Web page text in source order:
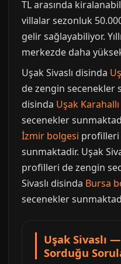
TL arasında
villalar sezonluk
gelir sağlayabiliyor.
merkezde daha
Uşak Sivaslı disinda
de zengin secenekler
disinda Uşak
secenekler
İzmir bolgesi profilleri
sunmaktadir. Uşak
profilleri de zengin
Sivaslı disinda Bursa
secenekler
Uşak Sivaslı
Sorduğu